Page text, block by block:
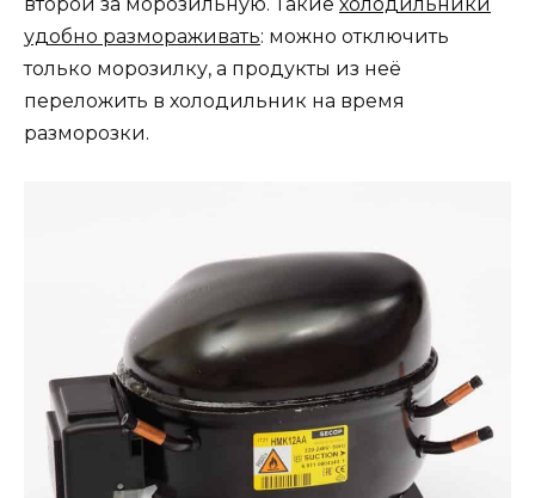
удобно размораживать: можно отключить
только морозилку, а продукты из неё
переложить в холодильник на время
разморозки.